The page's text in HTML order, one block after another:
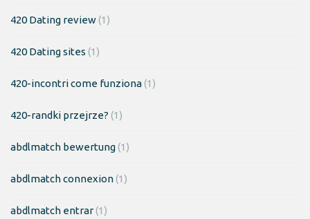
420 Dating review(1)
420 Dating sites (1)
420-incontri come funziona(1)
420-randki przejrze? (1)
abdlmatch bewertung(1)
abdlmatch connexion(1)
abdlmatch entrar(1)